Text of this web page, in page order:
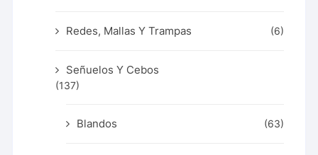
Redes, Mallas Y Trampas (6)
Señuelos Y Cebos
(137)
Blandos (63)